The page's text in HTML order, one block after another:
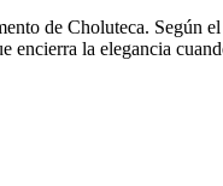
de Choluteca. Según
encierra la elegancia